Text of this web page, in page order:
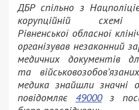
ДБР спільно з
корупційній схемі
Рівненської обласної
організував незаконний
медичних документів
та
медика знайшли значні
повідомляє 49000з